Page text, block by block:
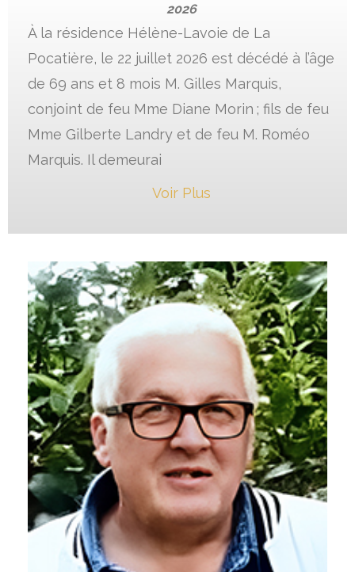
2026
À la résidence Hélène-Lavoie de La
Pocatière, le 22 juillet 2026 est décédé à l’âge
de 69 ans et 8 mois M. Gilles Marquis,
conjoint de feu Mme Diane Morin ; fils de feu
Mme Gilberte Landry et de feu M. Roméo
Marquis. Il demeurai
Voir Plus